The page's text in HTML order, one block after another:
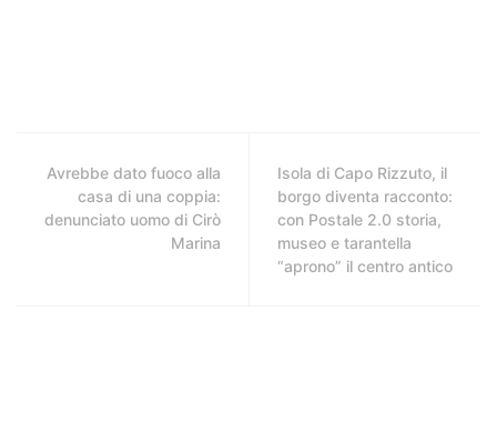
Avrebbe dato fuoco alla
casa di una coppia:
denunciato uomo di Cirò
Marina
Isola di Capo Rizzuto, il
borgo diventa racconto:
con Postale 2.0 storia,
museo e tarantella
“aprono” il centro antico